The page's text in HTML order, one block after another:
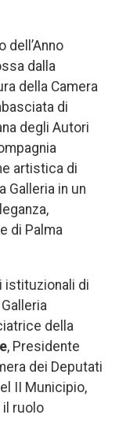
dell’Anno
dalla
della Camera
di
degli Autori
artistica di
Galleria in un
di Palma
istituzionali di
della
, Presidente
dei Deputati
II Municipio,
il ruolo